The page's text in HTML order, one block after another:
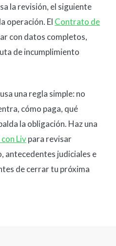
la revisión, el siguiente
operación. El Contrato de
con datos completos,
de incumplimiento
una regla simple: no
cómo paga, qué
la obligación. Haz una
Livpara revisar
antecedentes judiciales e
de cerrar tu próxima